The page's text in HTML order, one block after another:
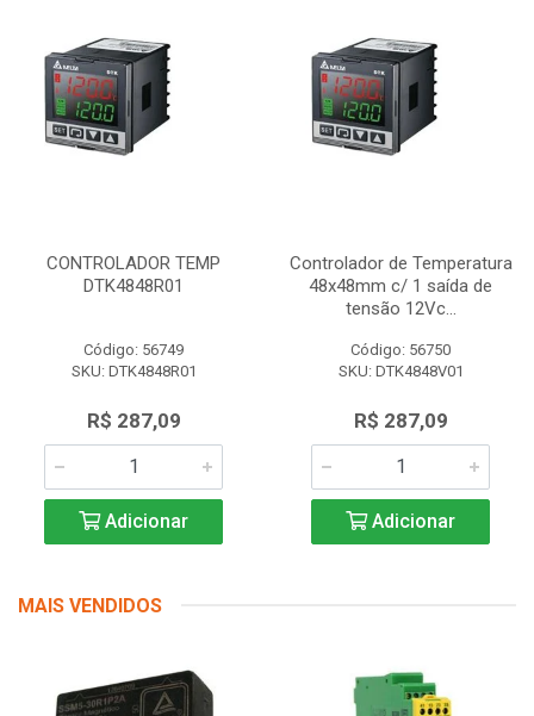
CONTROLADOR TEMP
DTK4848R01
Código: 56749
SKU: DTK4848R01
R$ 287,09
Adicionar
Controlador de Temperatura
48x48mm c/ 1 saída de
tensão 12Vc...
Código: 56750
SKU: DTK4848V01
R$ 287,09
Adicionar
MAIS VENDIDOS